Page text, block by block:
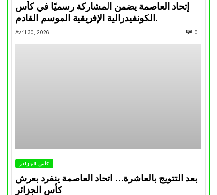
إتحاد العاصمة يضمن المشاركة رسميًا في كأس
الكونفيدرالية الإفريقية الموسم القادم.
Avril 30, 2026 0
كأس الجزائر
بعد التتويج بالعاشرة… اتحاد العاصمة ينفرد بعرش
كأس الجزائر